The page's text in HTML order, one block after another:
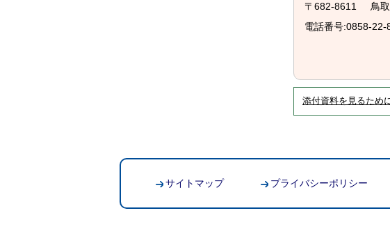
〒682-8611
鳥
電話番号:0858-22-
添付資料を見るため
サイトマップ プライバシーポリシー